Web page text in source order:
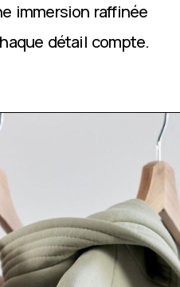
immersion raffinée
détail compte.